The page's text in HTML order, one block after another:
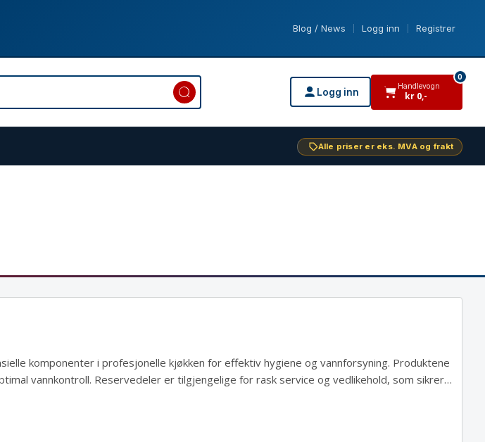
Blog / News Logg inn Registrer
Logg inn
0
varer i handlevogn
Handlevogn
kr0,-
Alle priser er eks. MVA og frakt
komponenter i profesjonelle kjøkken for effektiv hygiene og vannforsyning. Produktene
vannkontroll. Reservedeler er tilgjengelige for rask service og vedlikehold, som sikrer